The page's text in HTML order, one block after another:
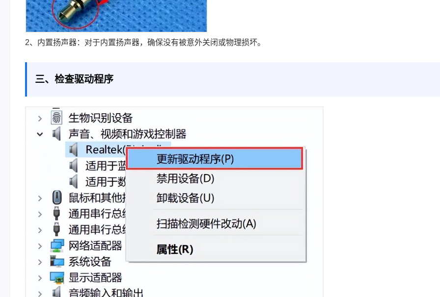
2、内置扬声器：对于内置扬声器，确保没有被意外关闭或物理损坏。
三、检查驱动程序